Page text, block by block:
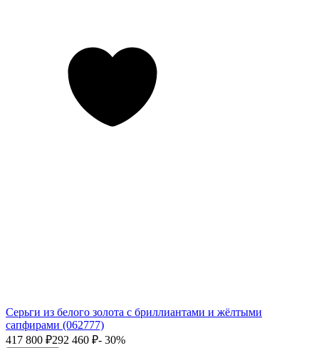
Серьги из белого золота с бриллиантами и жёлтыми
сапфирами (062777)
417 800 ₽292 460 ₽- 30%